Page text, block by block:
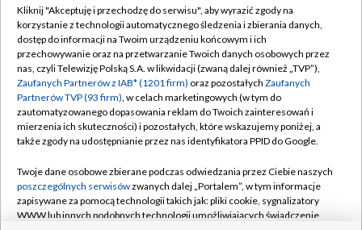
TVP
Abonament TVP
Emisja w TVP
Centrum informacji TVP
Naziemna Telewizja Cyfrowa
Rada Programowa
System NOS
Regulamin TVP
Polityka prywatności
Moje zgody
Pomoc
Kontakt
Kliknij "Akceptuję i przechodzę do serwisu", aby wyrazić zgody na
korzystanie z technologii automatycznego śledzenia i zbierania danych,
dostęp do informacji na Twoim urządzeniu końcowym i ich
przechowywanie oraz na przetwarzanie Twoich danych osobowych przez
nas, czyli Telewizję Polską S.A. w likwidacji (zwaną dalej również „TVP”),
Zaufanych Partnerów z IAB* (1201 firm) oraz pozostałych Zaufanych
Partnerów TVP (93 firm), w celach marketingowych (w tym do
zautomatyzowanego dopasowania reklam do Twoich zainteresowań i
mierzenia ich skuteczności) i pozostałych, które wskazujemy poniżej, a
także zgody na udostępnianie przez nas identyfikatora PPID do Google.
Twoje dane osobowe zbierane podczas odwiedzania przez Ciebie naszych
poszczególnych serwisówzwanych dalej „Portalem”, w tym informacje
zapisywane za pomocą technologii takich jak: pliki cookie, sygnalizatory
WWW lub innych podobnych technologii umożliwiających świadczenie